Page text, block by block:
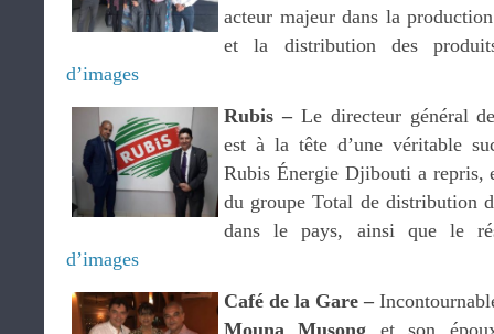
acteur majeur dans la
et la distribution des
d’images
Rubis – Le directeur général
est à la tête d’une véritable
Rubis Énergie Djibouti a repris,
du groupe Total de distribution
dans le pays, ainsi que le
d’images
Café de la Gare –
Mouna Musong et son